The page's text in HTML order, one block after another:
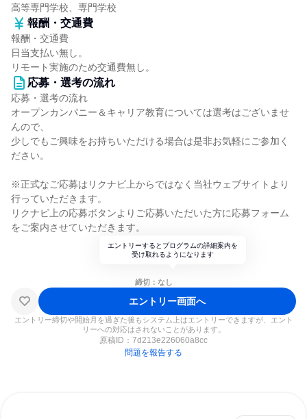
高等専門学校、専門学校
報酬・交通費
報酬・交通費
日当支払い無し。
リモート実施のため交通費無し。
応募・選考の流れ
応募・選考の流れ
オープンカンパニー＆キャリア教育については選考はございませ
んので、
少しでもご興味をお持ちいただける場合は是非お気軽にご参加く
ださい。
※正式なご応募はリクナビ上からではなく当社ウェブサイトより
行っていただきます。
リクナビ上の応募ボタンよりご応募いただいた方に応募フォーム
をご案内させていただきます。
エントリーするとプログラムの詳細案内を
受け取れるようになります
締切：なし
エントリー画面へ
エントリー締切や開始月を過ぎた後もシステム上はエントリーできますが、エント
リーへの対応はされないことがあります。
原稿ID： 7d213e226060a8cc
問題を報告する